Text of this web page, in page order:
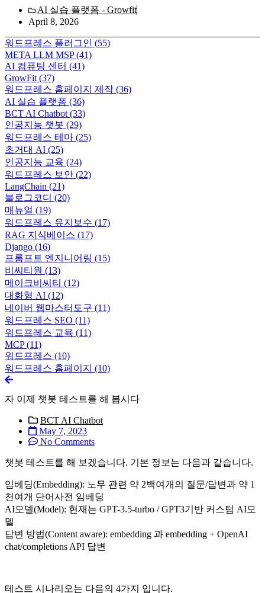
AI 실습 플랫폼 - Growfit
April 8, 2026
워드프레스 플러그인 (55)
META LLM MSP(41)
AI 컴퓨팅 센터 (41)
GrowFit (37)
워드프레스 홈페이지 제작 (36)
AI 실습 플랫폼 (36)
BCT AI Chatbot (33)
인공지능 챗봇 (29)
워드프레스 테마 (25)
초거대 AI (25)
인공지능 교육 (24)
워드프레스 보안 (22)
LangChain (21)
블로그코디 (20)
매뉴얼 (19)
워드프레스 유지보수 (17)
RAG 지식베이스 (17)
Django (16)
프롬프트 엔지니어링 (15)
비씨티원 (13)
메이크비씨티 (12)
대화형 AI (12)
네이버 웹마스터도구 (11)
워드프레스 SEO (11)
워드프레스 교육 (11)
MCP(11)
워드프레스 (10)
워드프레스 홈페이지 (10)
자 이제 챗봇 테스트를 해 봅시다
BCT AI Chatbot
May 7, 2023
No Comments
챗봇 테스트를 해 보겠습니다. 기본 정보는 다음과 같습니다.
임베딩(Embedding): 노무 관련 약 2백여개의 질문/답변과 약 1
천여개 단어사전 임베딩
AI모델(Model): 현재는 GPT-3.5-turbo / GPT3기반 커스텀 AI모
델
답변 방법(Content aware): embedding 과 embedding + OpenAI
chat/completions API 답변
테스트 시나리오는 다음의 4가지 입니다.